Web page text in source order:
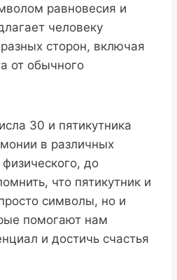
равновесия и
человеку
сторон, включая
от обычного
30 и пятикутника
в различных
до
что пятикутник и
символы, но и
помогают нам
и достичь счастья